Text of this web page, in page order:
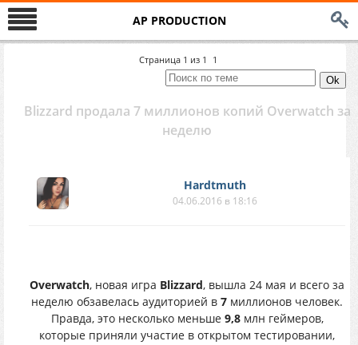
AP PRODUCTION
Страница 1 из 1 1
Blizzard продала 7 миллионов копий Overwatch за
неделю
Hardtmuth
04.06.2016 в 18:16
Overwatch, новая игра Blizzard, вышла 24 мая и всего за
неделю обзавелась аудиторией в 7 миллионов человек.
Правда, это несколько меньше 9,8млн геймеров,
которые приняли участие в открытом тестировании,